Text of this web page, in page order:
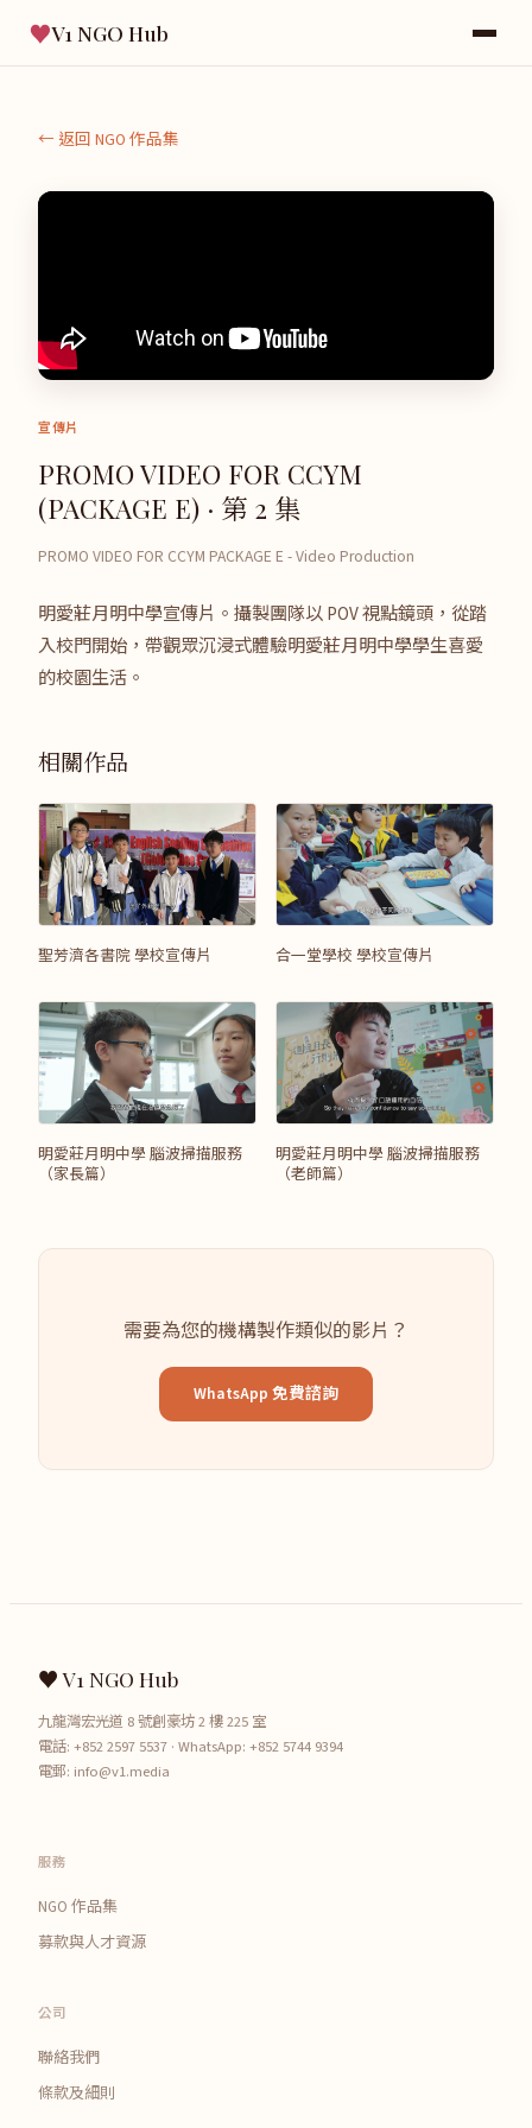
♥V1 NGO Hub
← 返回 NGO 作品集
宣傳片
PROMO VIDEO FOR CCYM
(PACKAGE E) · 第 2 集
PROMO VIDEO FOR CCYM PACKAGE E - Video Production
明愛莊月明中學宣傳片。攝製團隊以 POV 視點鏡頭，從踏
入校門開始，帶觀眾沉浸式體驗明愛莊月明中學學生喜愛
的校園生活。
相關作品
聖芳濟各書院 學校宣傳片 合一堂學校 學校宣傳片
明愛莊月明中學 腦波掃描服務
（家長篇）
明愛莊月明中學 腦波掃描服務
（老師篇）
需要為您的機構製作類似的影片？
WhatsApp 免費諮詢
♥ V1 NGO Hub
九龍灣宏光道 8 號創豪坊 2 樓 225 室
電話: +852 2597 5537 · WhatsApp: +852 5744 9394
電郵: info@v1.media
服務
NGO 作品集
募款與人才資源
公司
聯絡我們
條款及細則